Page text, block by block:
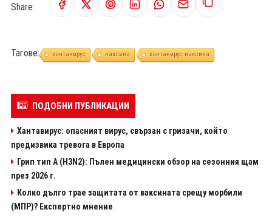
Share:
Тагове: хантавирус ваксина хантавирус ваксина
ПОДОБНИ ПУБЛИКАЦИИ
Хантавирус: опасният вирус, свързан с гризачи, който
предизвика тревога в Европа
Грип тип A (H3N2): Пълен медицински обзор на сезонния щам
през 2026 г.
Колко дълго трае защитата от ваксината срещу морбили
(МПР)? Експертно мнение